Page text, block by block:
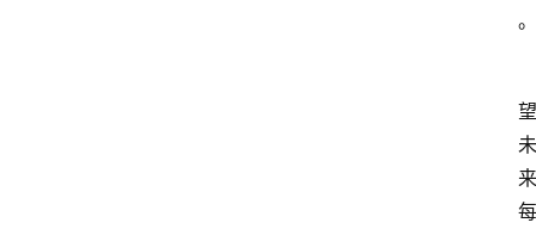
。
望
未
来
每